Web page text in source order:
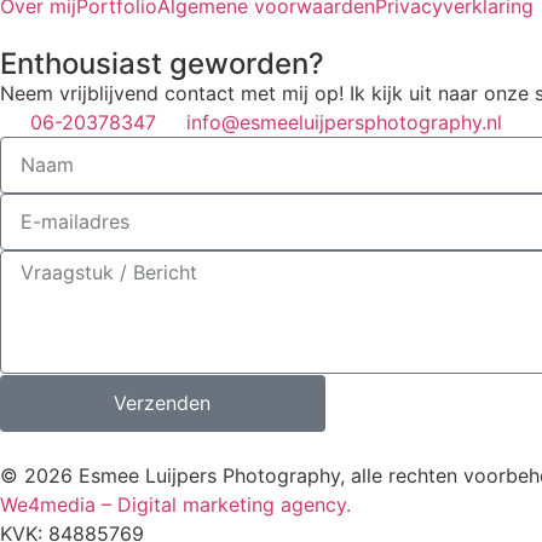
Over mijPortfolioAlgemene voorwaardenPrivacyverklaring
Enthousiast geworden?
Neem vrijblijvend contact met mij op! Ik kijk uit naar onze
06-20378347
info@esmeeluijpersphotography.nl
Verzenden
© 2026 Esmee Luijpers Photography, alle rechten
We4media – Digital marketing agency.
KVK: 84885769